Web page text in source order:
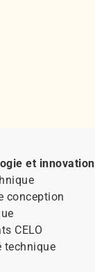
et innovation
conception
CELO
technique